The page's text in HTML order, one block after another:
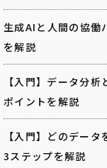
生成AIと人間の協働
を解説
【入門】データ分
ポイントを解説
【入門】どのデー
3ステップを解説